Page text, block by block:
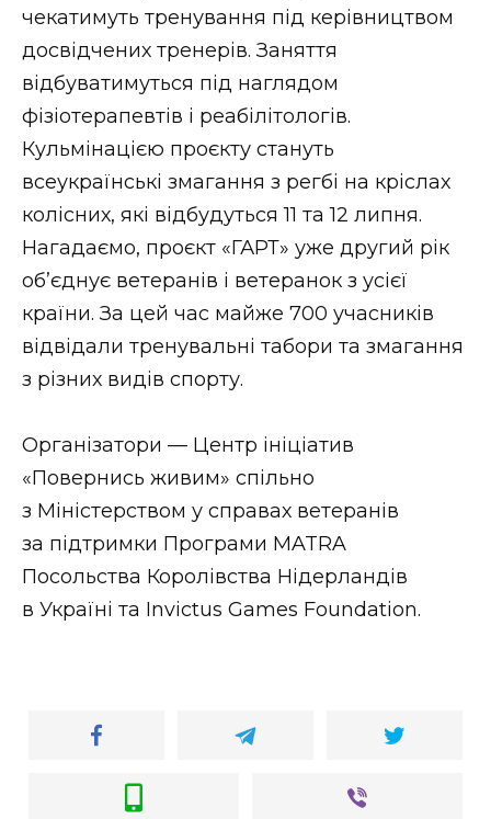
чекатимуть тренування під керівництвом
досвідчених тренерів. Заняття
відбуватимуться під наглядом
фізіотерапевтів і реабілітологів.
Кульмінацією проєкту стануть
всеукраїнські змагання з регбі на кріслах
колісних, які відбудуться 11 та 12 липня.
Нагадаємо, проєкт «ГАРТ» уже другий рік
об’єднує ветеранів і ветеранок з усієї
країни. За цей час майже 700 учасників
відвідали тренувальні табори та змагання
з різних видів спорту.
Організатори — Центр ініціатив
«Повернись живим» спільно
з Міністерством у справах ветеранів
за підтримки Програми MATRA
Посольства Королівства Нідерландів
в Україні та Invictus Games Foundation.